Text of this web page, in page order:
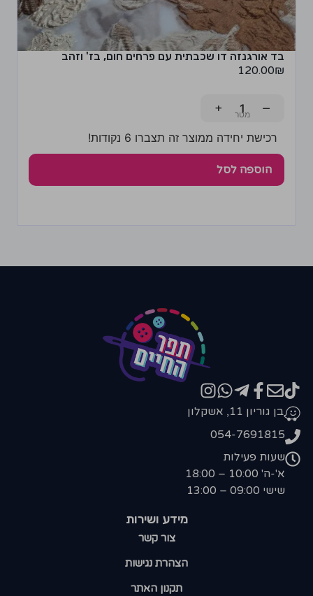
בד אורגנזה דו שכבתית עם פרחים חום, בז' וזהב
120.00₪
−
+
רכישת יחידה ממוצר זה תצברו 6 נקודות!
הוספה לסל
מידע ושירות
צור קשר
הצהרת נגישות
תקנון האתר
בן גוריון 11, אשקלון
054-7691815
שעות פעילות
א'-ה' 10:00 – 18:00
שישי 09:00 – 13:00